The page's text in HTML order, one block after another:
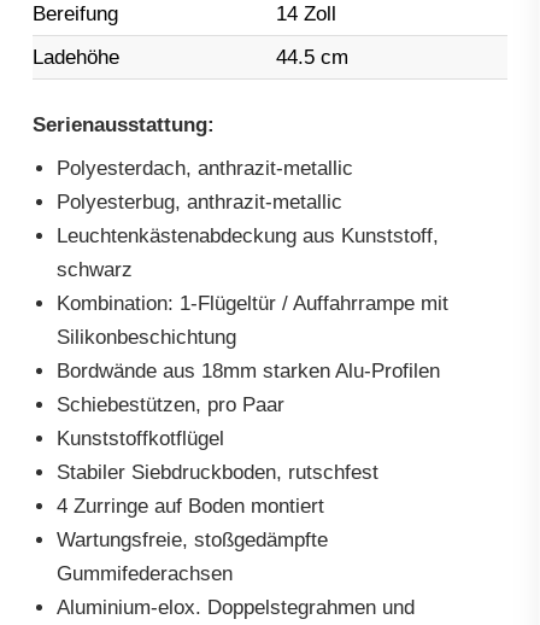
Bereifung
14 Zoll
Ladehöhe
44.5 cm
Serienausstattung:
Polyesterdach, anthrazit-metallic
Polyesterbug, anthrazit-metallic
Leuchtenkästenabdeckung aus Kunststoff,
schwarz
Kombination: 1-Flügeltür / Auffahrrampe mit
Silikonbeschichtung
Bordwände aus 18mm starken Alu-Profilen
Schiebestützen, pro Paar
Kunststoffkotflügel
Stabiler Siebdruckboden, rutschfest
4 Zurringe auf Boden montiert
Wartungsfreie, stoßgedämpfte
Gummifederachsen
Aluminium-elox. Doppelstegrahmen und